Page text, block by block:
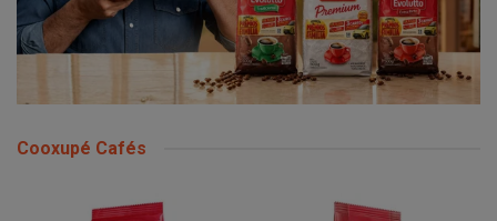
Cooxupé Cafés